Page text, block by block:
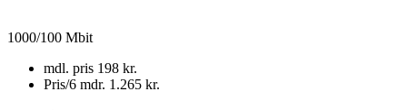
1000/100 Mbit
mdl. pris 198 kr.
Pris/6 mdr. 1.265 kr.